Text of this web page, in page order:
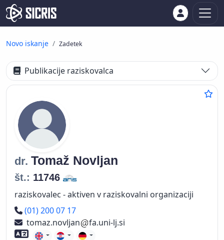
Novo iskanje Zadetek
Publikacije raziskovalca
dr. Tomaž Novljan
št.: 11746
raziskovalec - aktiven v raziskovalni organizaciji
Telefon
(01) 200 07 17
tomaz.novljan
fa.uni-lj.si
Znanje tujih jezikov